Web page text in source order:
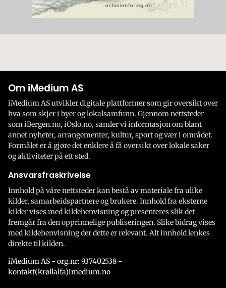
Om iMedium AS
iMedium AS utvikler digitale plattformer som gir oversikt over
hva som skjer i byer og lokalsamfunn. Gjennom nettsteder
som iBergen.no, iOslo.no, samler vi informasjon om blant
annet nyheter, arrangementer, kultur, sport og vær i området.
Formålet er å gjøre det enklere å få oversikt over lokale saker
og aktiviteter på ett sted.
Ansvarsfraskrivelse
Innhold på våre nettsteder kan bestå av materiale fra ulike
kilder, samarbeidspartnere og brukere. Innhold fra eksterne
kilder vises med kildehenvisning og presenteres slik det
fremgår fra den opprinnelige publiseringen. Slike bidrag vises
med kildehenvisning der dette er relevant. Alt innhold lenkes
direkte til kilden.
iMedium AS - org.nr: 937402538 -
kontakt(krøllalfa)imedium.no